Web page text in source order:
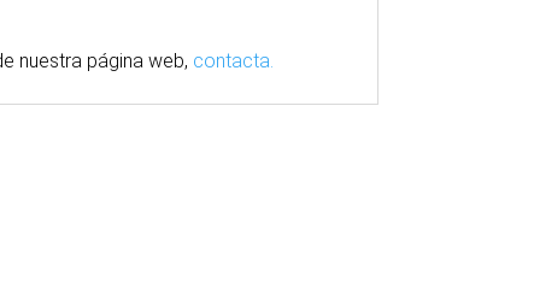
nuestra página web, contacta.